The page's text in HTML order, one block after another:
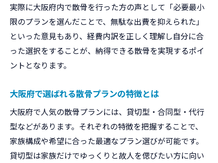
散骨業者の費用明細を比較検証
複数業者の散骨費用比較ポイントを解説
散骨料金の見積もり内容を正しく把握
粉骨や船舶チャーター費用の違いに注目
信頼できる散骨業者の選び方と費用
手続き別に見る大阪散骨の特徴
大阪の散骨手続きの流れと費用内訳
海洋散骨と樹木葬の手続き比較
必要書類や証明書発行の費用詳細
実際に大阪府内で散骨を行った方の声として「必要最小
限のプランを選んだことで、無駄な出費を抑えられた」
といった意見もあり、経費内訳を正しく理解し自分に合
った選択をすることが、納得できる散骨を実現するポイ
ントとなります。
大阪府で選ばれる散骨プランの特徴とは
大阪府で人気の散骨プランには、貸切型・合同型・代行
型などがあります。それぞれの特徴を把握することで、
家族構成や希望に合った最適なプラン選びが可能です。
貸切型は家族だけでゆっくりと故人を偲びたい方に向い